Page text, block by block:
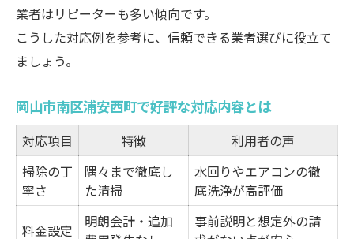
業者はリピーターも多い傾向です。
こうした対応例を参考に、信頼できる業者選びに役立て
ましょう。
岡山市南区浦安西町で好評な対応内容とは
対応項目 特徴
利用者の声
掃除の丁
寧さ
隅々まで徹底し
た清掃
水回りやエアコンの徹
底洗浄が高評価
料金設定
明朗会計・追加
事前説明と想定外の請